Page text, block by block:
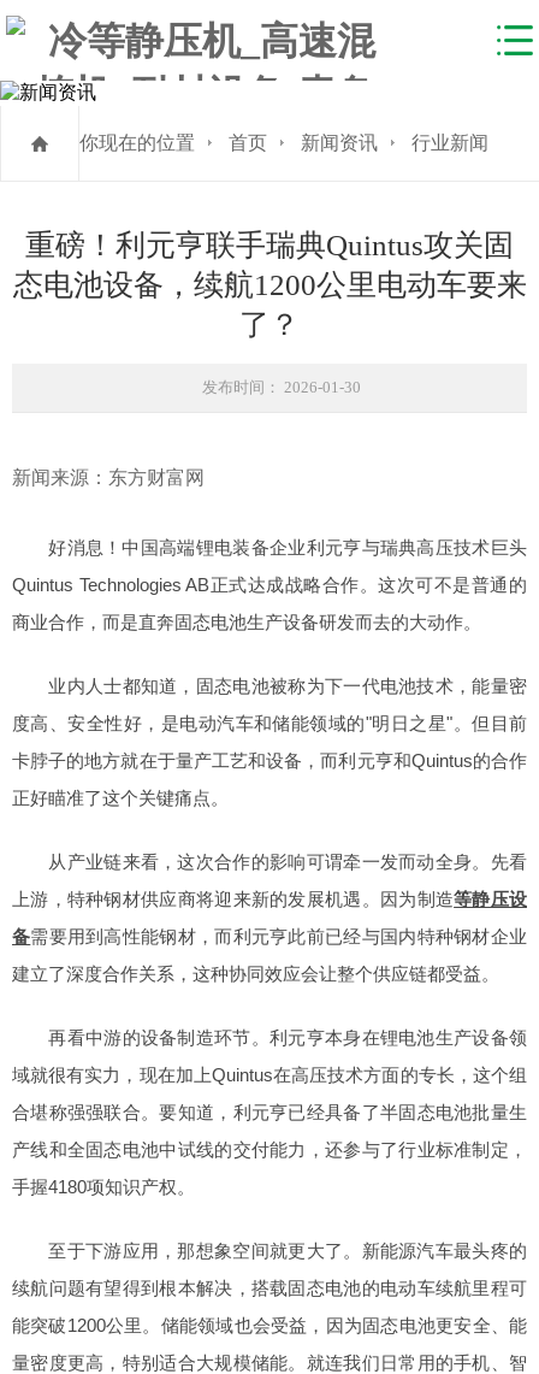
你现在的位置 首页 新闻资讯 行业新闻
重磅！利元亨联手瑞典Quintus攻关固
态电池设备，续航1200公里电动车要来
了？
发布时间： 2026-01-30
新闻来源：东方财富网
好消息！中国高端锂电装备企业利元亨与瑞典高压技术巨头
Quintus Technologies AB正式达成战略合作。这次可不是普通的
商业合作，而是直奔固态电池生产设备研发而去的大动作。
业内人士都知道，固态电池被称为下一代电池技术，能量密
度高、安全性好，是电动汽车和储能领域的"明日之星"。但目前
卡脖子的地方就在于量产工艺和设备，而利元亨和Quintus的合作
正好瞄准了这个关键痛点。
从产业链来看，这次合作的影响可谓牵一发而动全身。先看
上游，特种钢材供应商将迎来新的发展机遇。因为制造等静压设
备需要用到高性能钢材，而利元亨此前已经与国内特种钢材企业
建立了深度合作关系，这种协同效应会让整个供应链都受益。
再看中游的设备制造环节。利元亨本身在锂电池生产设备领
域就很有实力，现在加上Quintus在高压技术方面的专长，这个组
合堪称强强联合。要知道，利元亨已经具备了半固态电池批量生
产线和全固态电池中试线的交付能力，还参与了行业标准制定，
手握4180项知识产权。
至于下游应用，那想象空间就更大了。新能源汽车最头疼的
续航问题有望得到根本解决，搭载固态电池的电动车续航里程可
能突破1200公里。储能领域也会受益，因为固态电池更安全、能
量密度更高，特别适合大规模储能。就连我们日常用的手机、智